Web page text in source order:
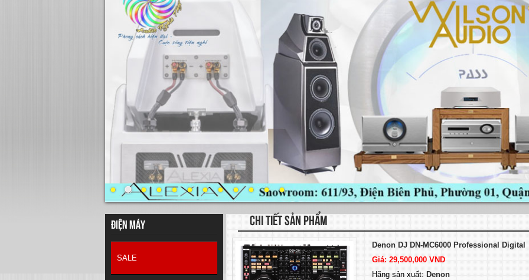
Điện máy
SALE
CHI TIẾT SẢN PHẨM
Denon DJ DN-MC6000 Professional Digital
Giá: 29,500,000 VND
Hãng sản xuất: Denon